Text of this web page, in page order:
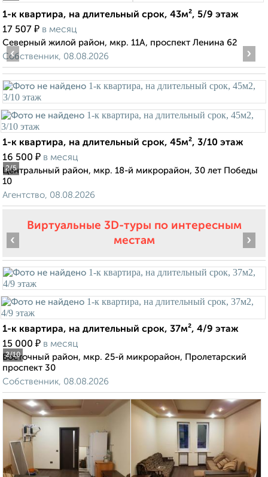
1-к квартира, на длительный срок, 43м², 5/9 этаж
17 507 ₽ в месяц
Северный жилой район, мкр. 11А, проспект Ленина 62
Собственник, 08.08.2026
2/5
‹ ›
1-к квартира, на длительный срок, 45м², 3/10 этаж
16 500 ₽ в месяц
Центральный район, мкр. 18-й микрорайон, 30 лет Победы
10
Агентство, 08.08.2026
Виртуальные 3D-туры по интересным
местам
2/10
‹ ›
1-к квартира, на длительный срок, 37м², 4/9 этаж
15 000 ₽ в месяц
Восточный район, мкр. 25-й микрорайон, Пролетарский
проспект 30
Собственник, 08.08.2026